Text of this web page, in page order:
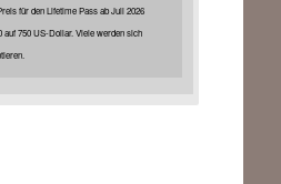
für den Lifetime Pass ab Juli 2026
auf 750 US-Dollar. Viele werden sich